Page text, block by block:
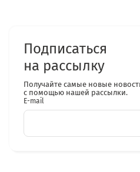
Подписаться
на рассылку
Получайте самые новые
с помощью нашей рассылки.
E-mail